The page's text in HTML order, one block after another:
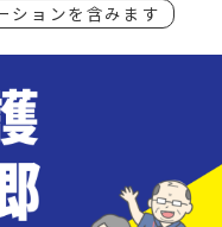
ションを含みます